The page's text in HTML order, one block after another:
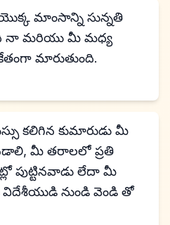
యొక్క మాంసాన్ని సున్నతి
మరియు మీ మధ్య
మారుతుంది.
కలిగిన కుమారుడు మీ
మీ తరాలలో ప్రతి
పుట్టినవాడు లేదా మీ
నుండి వెండి తో